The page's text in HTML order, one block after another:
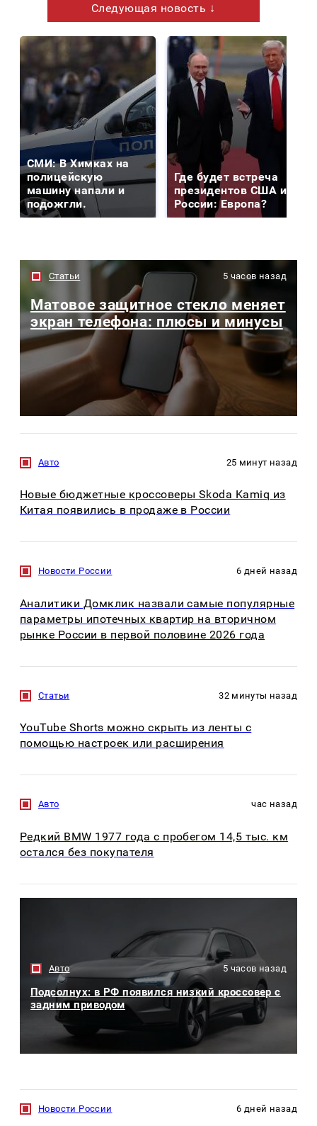
Следующая новость ↓
СМИ: В Химках на
полицейскую
машину напали и
подожгли.
Где будет встреча
президентов США и
России: Европа?
Статьи 5 часов назад
Матовое защитное стекло меняет
экран телефона: плюсы и минусы
Авто 25 минут назад
Новые бюджетные кроссоверы Skoda Kamiq из
Китая появились в продаже в России
Новости России 6 дней назад
Аналитики Домклик назвали самые популярные
параметры ипотечных квартир на вторичном
рынке России в первой половине 2026 года
Статьи 32 минуты назад
YouTube Shorts можно скрыть из ленты с
помощью настроек или расширения
Авто час назад
Редкий BMW 1977 года с пробегом 14,5 тыс. км
остался без покупателя
Авто 5 часов назад
Подсолнух: в РФ появился низкий кроссовер с
задним приводом
Новости России 6 дней назад